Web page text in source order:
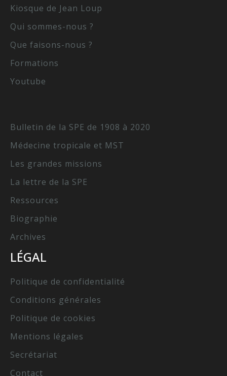
Kiosque de Jean Loup
Qui sommes-nous ?
Que faisons-nous ?
Formations
Youtube
Bulletin de la SPE de 1908 à 2020
Médecine tropicale et MST
Les grandes missions
La lettre de la SPE
Ressources
Biographie
Archives
LÉGAL
Politique de confidentialité
Conditions générales
Politique de cookies
Mentions légales
Secrétariat
Contact